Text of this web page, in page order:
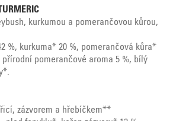
kurkumou a pomerančovou kůrou,
%, kurkuma* 20 %, pomerančová kůra*
pomerančové aroma 5 %, bílý
zázvorem a hřebíčkem**